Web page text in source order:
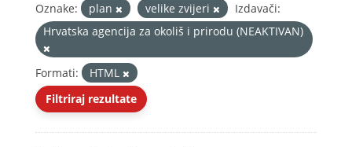
Oznake: plan velike zvijeri
Izdavači:
Hrvatska agencija za okoliš i prirodu (NEAKTIVAN)
Formati:
HTML
Filtriraj rezultate